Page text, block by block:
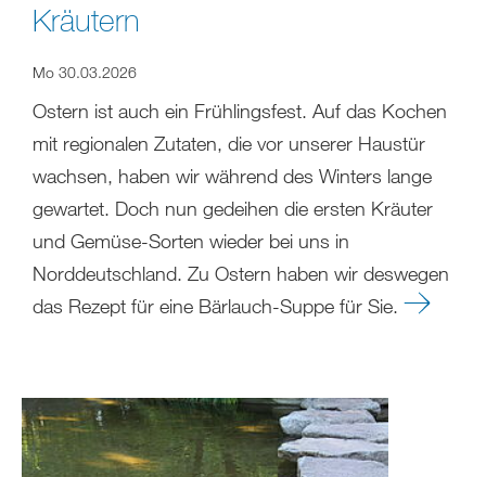
Kräutern
Mo 30.03.2026
Ostern ist auch ein Frühlingsfest. Auf das Kochen
mit regionalen Zutaten, die vor unserer Haustür
wachsen, haben wir während des Winters lange
gewartet. Doch nun gedeihen die ersten Kräuter
und Gemüse-Sorten wieder bei uns in
Norddeutschland. Zu Ostern haben wir deswegen
das Rezept für eine Bärlauch-Suppe für Sie.